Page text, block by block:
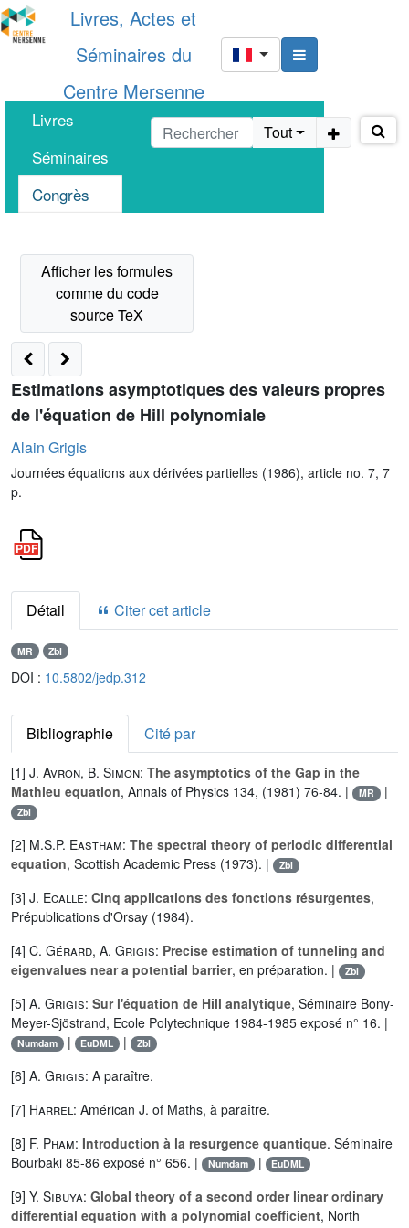
Livres, Actes et
Séminaires du
Centre Mersenne
Livres
Séminaires
Congrès
Tout
Estimations asymptotiques des valeurs propres
de l'équation de Hill polynomiale
Alain Grigis
Journées équations aux dérivées partielles (1986), article no. 7, 7
p.
Détail Citer cet article
MR Zbl
DOI : 10.5802/jedp.312
Bibliographie Cité par
[1] J. Avron, B. Simon: The asymptotics of the Gap in the
Mathieu equation, Annals of Physics 134, (1981) 76-84. | MR |
Zbl
[2] M.S.P. Eastham: The spectral theory of periodic differential
equation, Scottish Academic Press (1973). | Zbl
[3] J. Ecalle: Cinq applications des fonctions résurgentes,
Prépublications d'Orsay (1984).
[4] C. Gérard, A. Grigis: Precise estimation of tunneling and
eigenvalues near a potential barrier, en préparation. | Zbl
[5] A. Grigis: Sur l'équation de Hill analytique, Séminaire Bony-
Meyer-Sjöstrand, Ecole Polytechnique 1984-1985 exposé n° 16. |
Numdam | EuDML | Zbl
[6] A. Grigis: A paraître.
[7] Harrel: Américan J. of Maths, à paraître.
[8] F. Pham: Introduction à la resurgence quantique. Séminaire
Bourbaki 85-86 exposé n° 656. |
Numdam | EuDML
[9] Y. Sibuya: Global theory of a second order linear ordinary
differential equation with a polynomial coefficient, North